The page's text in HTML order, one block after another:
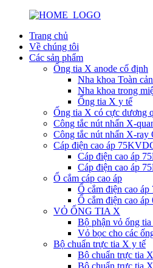
Trang chủ
Về chúng tôi
Các sản phẩm
Ống tia X anode cố định
Nha khoa Toàn
Nha khoa trong
Ống tia X y tế
Ống tia X có cực dương
Công tắc nút nhấn X-
Công tắc nút nhấn X-ray
Cáp điện cao áp
Cáp điện cao áp
Cáp điện cao áp
Ổ cắm cáp cao áp
Ổ cắm điện cao
Ổ cắm điện cao
VỎ ỐNG TIA X
Bộ phận vỏ ống
Vỏ bọc cho các
Bộ chuẩn trực tia X y tế
Bộ chuẩn trực tia
Bộ chuẩn trực tia